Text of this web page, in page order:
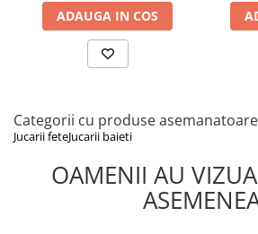
ADAUGA IN COS
Categorii cu produse
Jucarii feteJucarii baieti
OAMENII AU